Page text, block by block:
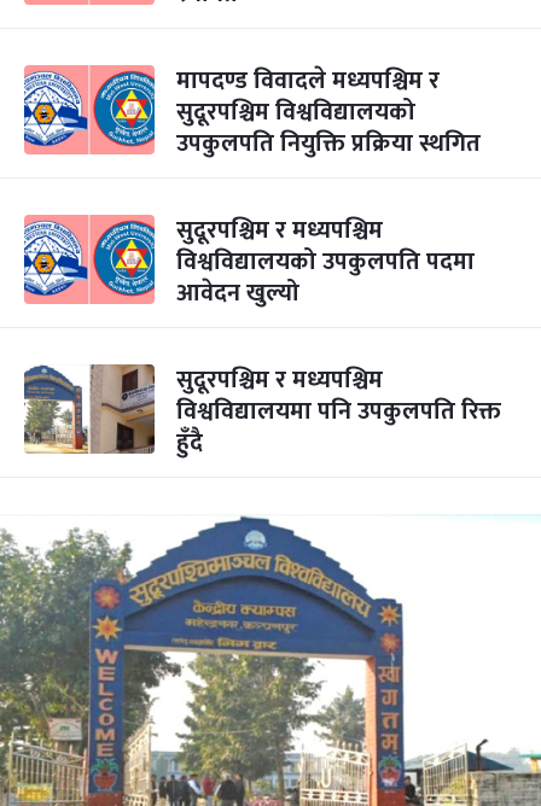
मापदण्ड विवादले मध्यपश्चिम र
सुदूरपश्चिम विश्वविद्यालयको
उपकुलपति नियुक्ति प्रक्रिया स्थगित
सुदूरपश्चिम र मध्यपश्चिम
विश्वविद्यालयको उपकुलपति पदमा
आवेदन खुल्यो
सुदूरपश्चिम र मध्यपश्चिम
विश्वविद्यालयमा पनि उपकुलपति रिक्त
हुँदै